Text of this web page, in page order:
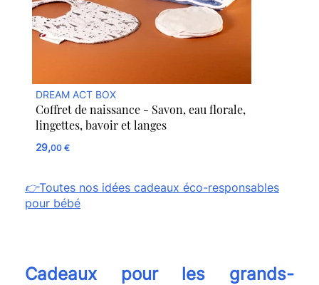
DREAM ACT BOX
Coffret de naissance - Savon, eau florale,
lingettes, bavoir et langes
29,00 €
👉Toutes nos idées cadeaux éco-responsables
pour bébé
Cadeaux pour les grands-